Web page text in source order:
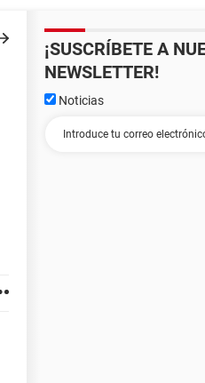
¡SUSCRÍBETE A
NEWSLETTER!
Noticias